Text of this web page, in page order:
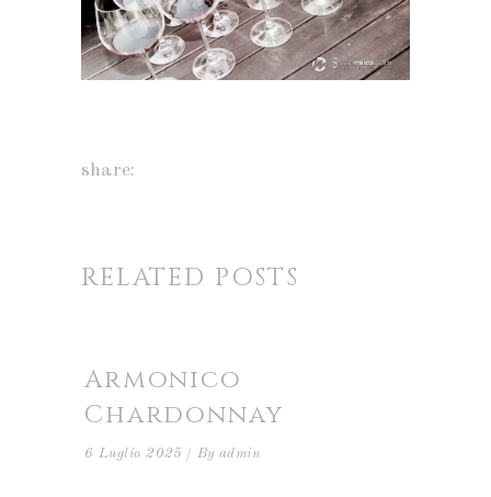
share:
RELATED POSTS
Armonico
Chardonnay
6 Luglio 2025 By admin